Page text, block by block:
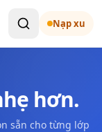
Nạp xu
hơn.
sẵn cho từng lớp